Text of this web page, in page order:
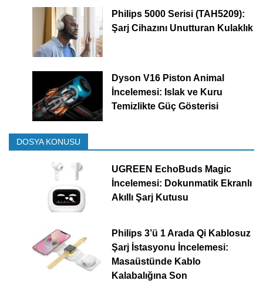
Philips 5000 Serisi (TAH5209):
Şarj Cihazını Unutturan Kulaklık
Dyson V16 Piston Animal
İncelemesi: Islak ve Kuru
Temizlikte Güç Gösterisi
DOSYA KONUSU
UGREEN EchoBuds Magic
İncelemesi: Dokunmatik Ekranlı
Akıllı Şarj Kutusu
Philips 3’ü 1 Arada Qi Kablosuz
Şarj İstasyonu İncelemesi:
Masaüstünde Kablo
Kalabalığına Son